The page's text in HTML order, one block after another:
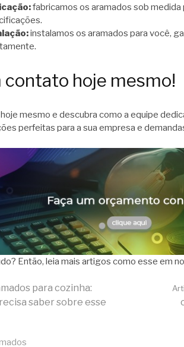
fabricamos os aramados sob medida
instalamos os aramados para você,
contato hoje mesmo!
hoje mesmo e descubra como a equipe
perfeitas para a sua empresa e
Então, leia mais artigos como esse em
para cozinha:
saber sobre esse